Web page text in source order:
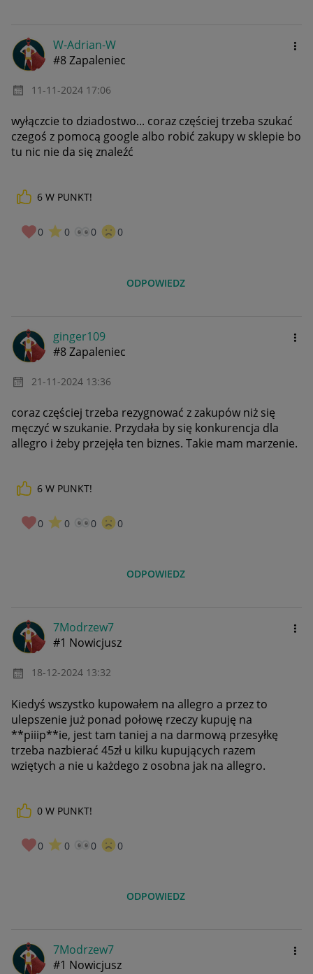
W-Adrian-W
#8 Zapaleniec
‎11-11-2024 17:06
wyłączcie to dziadostwo... coraz częściej trzeba szukać
czegoś z pomocą google albo robić zakupy w sklepie bo
tu nic nie da się znaleźć
6 W PUNKT!
0 0 0 0
ODPOWIEDZ
ginger109
#8 Zapaleniec
‎21-11-2024 13:36
coraz częściej trzeba rezygnować z zakupów niż się
męczyć w szukanie. Przydała by się konkurencja dla
allegro i żeby przejęła ten biznes. Takie mam marzenie.
6 W PUNKT!
0 0 0 0
ODPOWIEDZ
7Modrzew7
#1 Nowicjusz
‎18-12-2024 13:32
Kiedyś wszystko kupowałem na allegro a przez to
ulepszenie już ponad połowę rzeczy kupuję na
**piiip**ie, jest tam taniej a na darmową przesyłkę
trzeba nazbierać 45zł u kilku kupujących razem
wziętych a nie u każdego z osobna jak na allegro.
0 W PUNKT!
0 0 0 0
ODPOWIEDZ
7Modrzew7
#1 Nowicjusz